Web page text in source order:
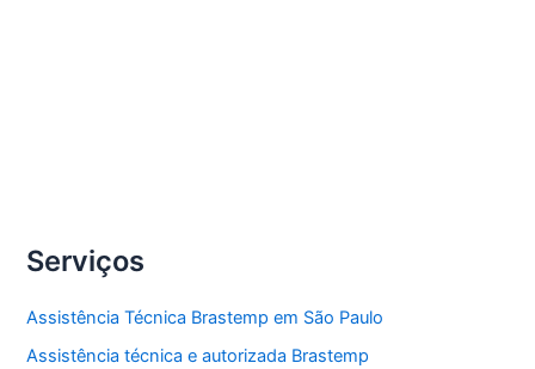
da
Lapa
Serviços
Assistência Técnica Brastemp em São Paulo
Assistência técnica e autorizada Brastemp